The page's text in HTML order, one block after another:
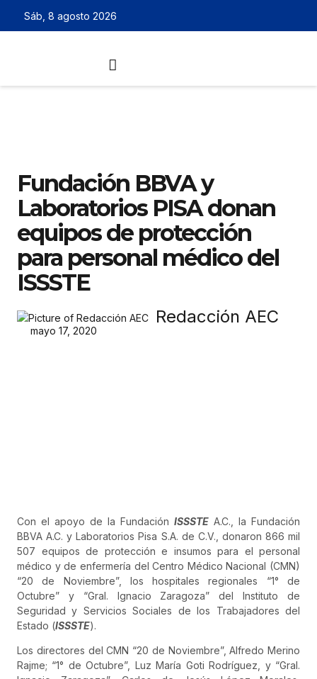
Sáb, 8 agosto 2026
Fundación BBVA y
Laboratorios PISA donan
equipos de protección
para personal médico del
ISSSTE
Redacción AEC
mayo 17, 2020
Con el apoyo de la Fundación ISSSTE A.C., la Fundación
BBVA A.C. y Laboratorios Pisa S.A. de C.V., donaron 866 mil
507 equipos de protección e insumos para el personal
médico y de enfermería del Centro Médico Nacional (CMN)
“20 de Noviembre”, los hospitales regionales “1° de
Octubre” y “Gral. Ignacio Zaragoza” del Instituto de
Seguridad y Servicios Sociales de los Trabajadores del
Estado (ISSSTE).
Los directores del CMN “20 de Noviembre”, Alfredo Merino
Rajme; “1° de Octubre”, Luz María Goti Rodríguez, y “Gral.